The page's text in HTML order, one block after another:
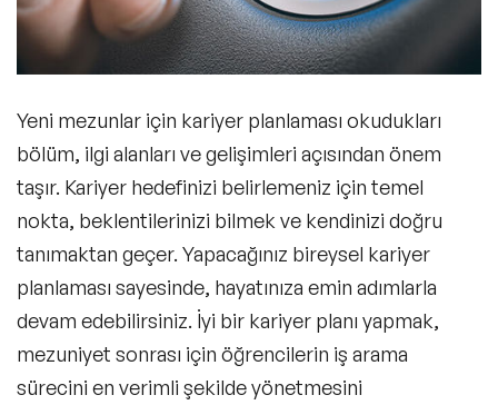
Profesyonel Ağınızı Genişletin
Gelişiminizi İzleyin
Kişisel ve Profesyonel Dengenizi
Oluşturun
Sık Sorulan Sorular
Yeni mezunlar için kariyer planlaması okudukları
bölüm, ilgi alanları ve gelişimleri açısından önem
taşır. Kariyer hedefinizi belirlemeniz için temel
nokta, beklentilerinizi bilmek ve kendinizi doğru
tanımaktan geçer. Yapacağınız bireysel kariyer
planlaması sayesinde, hayatınıza emin adımlarla
devam edebilirsiniz. İyi bir kariyer planı yapmak,
mezuniyet sonrası için öğrencilerin iş arama
sürecini en verimli şekilde yönetmesini